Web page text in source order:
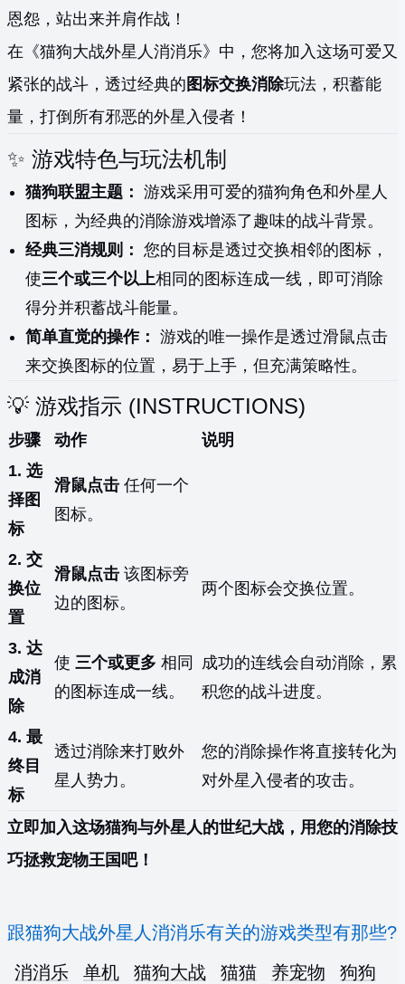
恩怨，站出来并肩作战！
在《猫狗大战外星人消消乐》中，您将加入这场可爱又
紧张的战斗，透过经典的 图标交换消除玩法，积蓄能
量，打倒所有邪恶的外星入侵者！
✨ 游戏特色与玩法机制
猫狗联盟主题： 游戏采用可爱的猫狗角色和外星人
图标，为经典的消除游戏增添了趣味的战斗背景。
经典三消规则： 您的目标是透过交换相邻的图标，
使三个或三个以上相同的图标连成一线，即可消除
得分并积蓄战斗能量。
简单直觉的操作： 游戏的唯一操作是透过滑鼠点击
来交换图标的位置，易于上手，但充满策略性。
💡 游戏指示 (INSTRUCTIONS)
步骤 动作
说明
1. 选
择图
标
滑鼠点击 任何一个
图标。
2. 交
换位
置
滑鼠点击 该图标旁
边的图标。
两个图标会交换位置。
3. 达
成消
除
使 三个或更多 相同
的图标连成一线。
成功的连线会自动消除，累
积您的战斗进度。
4. 最
终目
标
透过消除来打败外
星人势力。
您的消除操作将直接转化为
对外星入侵者的攻击。
立即加入这场猫狗与外星人的世纪大战，用您的消除技
巧拯救宠物王国吧！
跟猫狗大战外星人消消乐有关的游戏类型有那些?
消消乐
单机 猫狗大战 猫猫 养宠物 狗狗